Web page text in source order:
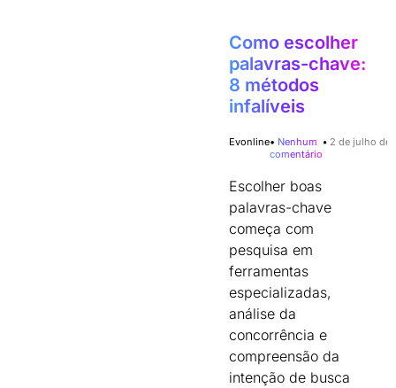
Como escolher
palavras-chave:
8 métodos
infalíveis
Evonline 2 de julho de
Nenhum
comentário
Escolher boas
palavras-chave
começa com
pesquisa em
ferramentas
especializadas,
análise da
concorrência e
compreensão da
intenção de busca